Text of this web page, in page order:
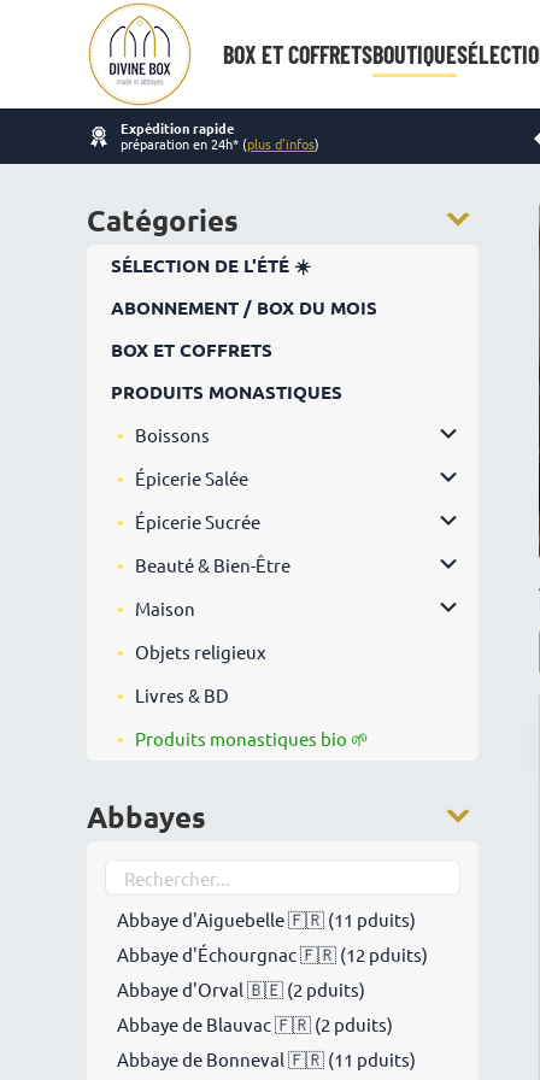
BOX ET COFFRETSBOUTIQUE
Expédition rapide
préparation en 24h* (plus d'infos)
Catégories
SÉLECTION DE L'ÉTÉ ☀️
ABONNEMENT / BOX DU MOIS
BOX ET COFFRETS
PRODUITS MONASTIQUES
Boissons
Épicerie Salée
Épicerie Sucrée
Beauté & Bien-Être
Maison
Objets religieux
Livres & BD
Produits monastiques bio 🌱
Abbayes
Abbaye d'Aiguebelle 🇫🇷 (11 pduits)
Abbaye d'Échourgnac 🇫🇷 (12 pduits)
Abbaye d'Orval 🇧🇪 (2 pduits)
Abbaye de Blauvac 🇫🇷 (2 pduits)
Abbaye de Bonneval 🇫🇷 (11 pduits)